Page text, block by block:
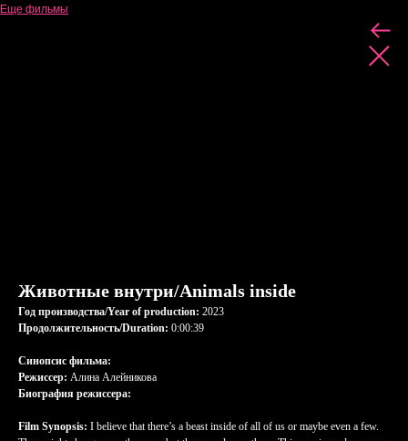
Еще фильмы
Животные внутри/Animals inside
Год производства/Year of production: 2023
Продолжительность/Duration: 0:00:39
Синопсис фильма:
Режиссер: Алина Алейникова
Биография режиссера:
Film Synopsis: I believe that there’s a beast inside of all of us or maybe even a few.